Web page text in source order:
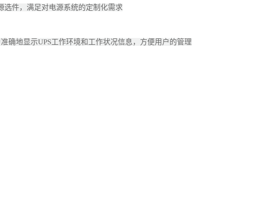
件，满足对电源系统的定制化需求
确地显示UPS工作环境和工作状况信息，方便用户的管理